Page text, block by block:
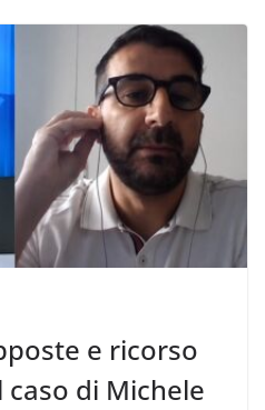
e ricorso
caso di Michele